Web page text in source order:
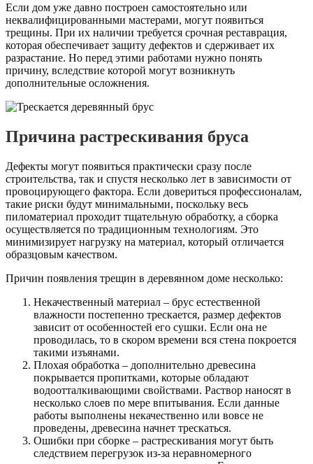
Если дом уже давно построен самостоятельно или
неквалифицированными мастерами, могут появиться
трещины. При их наличии требуется срочная реставрация,
которая обеспечивает защиту дефектов и сдерживает их
разрастание. Но перед этими работами нужно понять
причину, вследствие которой могут возникнуть
дополнительные осложнения.
Причина растрескивания бруса
Дефекты могут появиться практически сразу после
строительства, так и спустя несколько лет в зависимости от
провоцирующего фактора. Если довериться профессионалам,
такие риски будут минимальными, поскольку весь
пиломатериал проходит тщательную обработку, а сборка
осуществляется по традиционным технологиям. Это
минимизирует нагрузку на материал, который отличается
образцовым качеством.
Причин появления трещин в деревянном доме несколько:
Некачественный материал – брус естественной
влажности постепенно трескается, размер дефектов
зависит от особенностей его сушки. Если она не
проводилась, то в скором времени вся стена покроется
такими изъянами.
Плохая обработка – дополнительно древесина
покрывается пропитками, которые обладают
водоотталкивающими свойствами. Раствор наносят в
несколько слоев по мере впитывания. Если данные
работы выполнены некачественно или вовсе не
проведены, древесина начнет трескаться.
Ошибки при сборке – растрескивания могут быть
следствием перегрузок из-за неравномерного